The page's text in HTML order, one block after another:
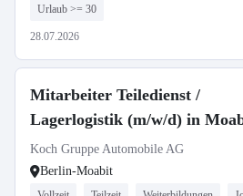
Urlaub >= 30
28.07.2026
Mitarbeiter Teiledienst /
Lagerlogistik (m/w/d) in
Koch Gruppe Automobile AG
Berlin-Moabit